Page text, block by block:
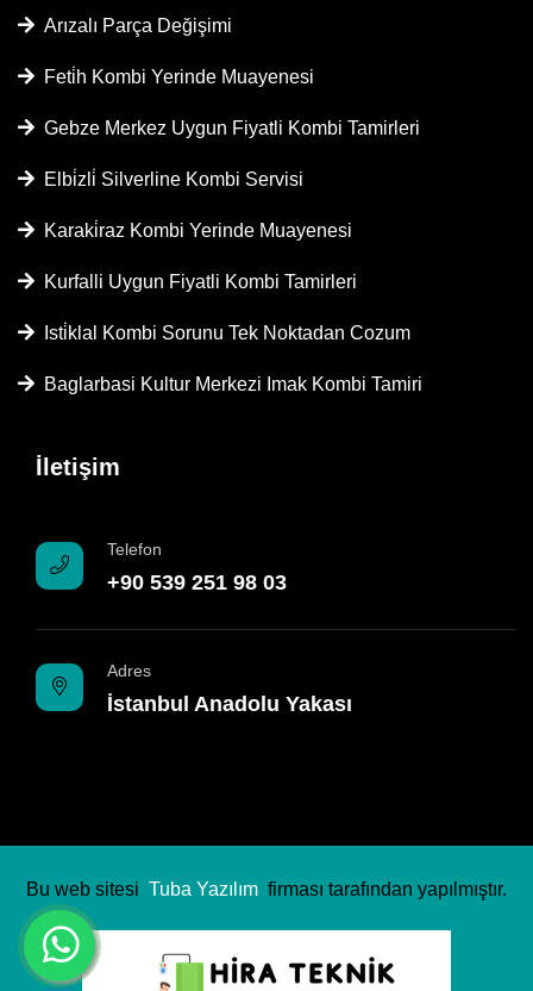
Arızalı Parça Değişimi
Feti̇h Kombi Yerinde Muayenesi
Gebze Merkez Uygun Fiyatli Kombi Tamirleri
Elbi̇zli̇ Silverline Kombi Servisi
Karaki̇raz Kombi Yerinde Muayenesi
Kurfalli Uygun Fiyatli Kombi Tamirleri
Isti̇klal Kombi Sorunu Tek Noktadan Cozum
Baglarbasi Kultur Merkezi Imak Kombi Tamiri
İletişim
Telefon
+90 539 251 98 03
Adres
İstanbul Anadolu Yakası
Bu web sitesi Tuba Yazılım firması tarafından yapılmıştır.